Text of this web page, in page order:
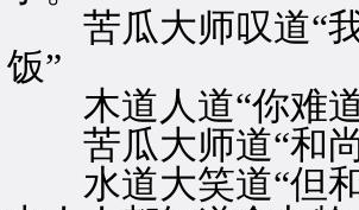
苦瓜大师叹道“我
饭”
木道人道“你难道
苦瓜大师道“和尚
水道大笑道“但和